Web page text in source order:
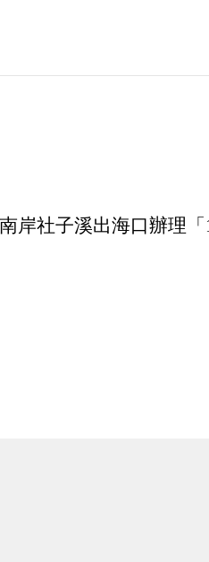
岸社子溪出海口辦理